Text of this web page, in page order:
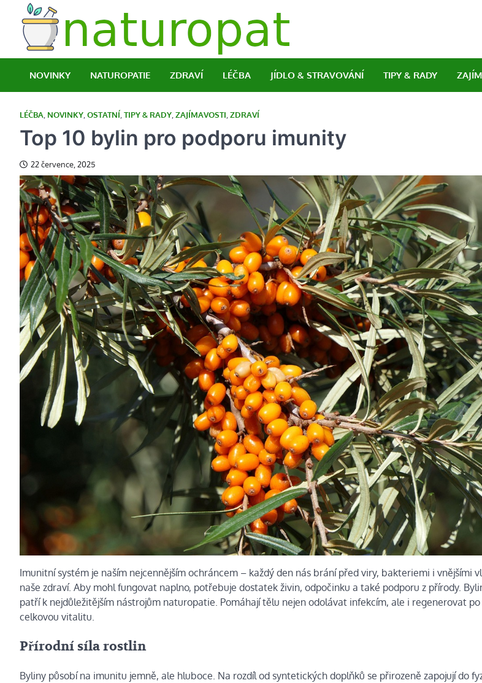
content
NOVINKY NATUROPATIE ZDRAVÍ LÉČBA JÍDLO & STRAVOVÁNÍ TIPY & RADY
LÉČBA NOVINKY OSTATNÍ TIPY & RADY ZAJÍMAVOSTI ZDRAVÍ
Top 10 bylin pro podporu imunity
22 července, 2025
Imunitní systém je naším nejcennějším ochráncem – každý den nás brání před viry, bakteriemi i vnějšími
naše zdraví. Aby mohl fungovat naplno, potřebuje dostatek živin, odpočinku a také podporu z přírody.
patří k nejdůležitějším nástrojům naturopatie. Pomáhají tělu nejen odolávat infekcím, ale i regenerovat
celkovou vitalitu.
Přírodní síla rostlin
Byliny působí na imunitu jemně, ale hluboce. Na rozdíl od syntetických doplňků se přirozeně zapojují do